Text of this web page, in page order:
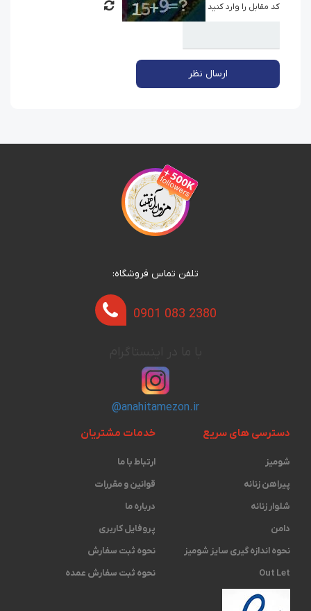
کد مقابل را وارد کنید
ارسال نظر
تلفن تماس فروشگاه:
0901 083 2380
@anahitamezon.ir
دسترسی های سریع
شومیز
پیراهن زنانه
شلوار زنانه
دامن
نحوه اندازه گیری ‫سایز شومیز
Out Let
خدمات مشتریان
ارتباط با ما
قوانین و مقررات
درباره ما
پروفایل کاربری
نحوه ثبت سفارش
نحوه ثبت سفارش عمده